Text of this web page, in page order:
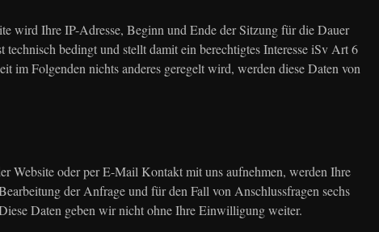
wird Ihre IP-Adresse, Beginn und Ende der Sitzung für die Dauer
technisch bedingt und stellt damit ein berechtigtes Interesse iSv Art 6
im Folgenden nichts anderes geregelt wird, werden diese Daten von
Website oder per E-Mail Kontakt mit uns aufnehmen, werden Ihre
der Anfrage und für den Fall von Anschlussfragen sechs
Daten geben wir nicht ohne Ihre Einwilligung weiter.